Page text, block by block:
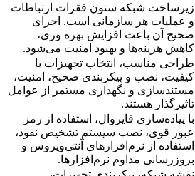
زیرساخت شبکه ستون فقرات ارتباطات
و عملیات هر سازمانی است. اجرای
صحیح آن باعث افزایش بهره وری،
کاهش هزینه‌ها و بهبود امنیت می‌شود.
طراحی مناسب، انتخاب تجهیزات با
کیفیت، نصب و پیکربندی صحیح، امنیت،
مستندسازی و نگهداری مستمر از عوامل
تاثیرگذار هستند.
با پیاده‌سازی فایروال، استفاده از رمز
عبور قوی، نصب سیستم تشخیص نفوذ،
استفاده از نرم‌افزارهای آنتی‌ویروس و
بروزرسانی مداوم نرم‌افزارها.